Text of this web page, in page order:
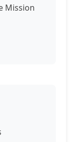
Mission